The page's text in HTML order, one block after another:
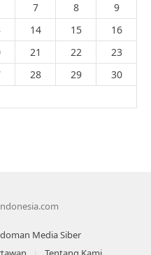
7 8
9
14 15
16
21 22
23
28 29
30
Media Siber